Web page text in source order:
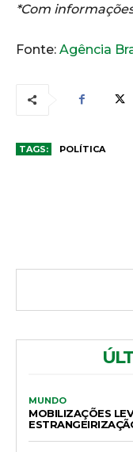
*Com
Fonte: Agência
TAGS: POLÍTICA
MUNDO
MOBILIZAÇÕES